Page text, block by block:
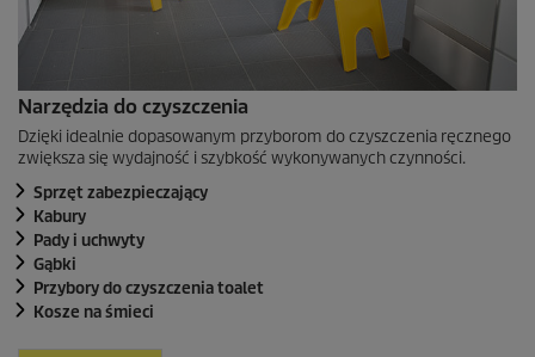
Narzędzia do czyszczenia
Dzięki idealnie dopasowanym przyborom do czyszczenia ręcznego
zwiększa się wydajność i szybkość wykonywanych czynności.
Sprzęt zabezpieczający
Kabury
Pady i uchwyty
Gąbki
Przybory do czyszczenia toalet
Kosze na śmieci